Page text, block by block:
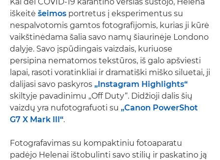
iškeitė šeimos portretus į eksperimentus su
nespalvotomis gamtos fotografijomis, kurias ji kūrė
vaikštinėdama šalia savo namų šiaurinėje Londono
dalyje. Savo įspūdingais vaizdais, kuriuose
persipina nematomos tekstūros, iš galo apšviesti
lapai, rasoti voratinkliai ir dramatiški miško siluetai, ji
dalijasi savo paskyros „Instagram Highlights“
skiltyje pavadinimu „Off Duty“. Didžioji dalis šių
vaizdų yra nufotografuoti su „Canon PowerShot
G7 X Mark III“.
Fotografavimas su kompaktiniu fotoaparatu
padėjo Helenai ištobulinti savo stilių ir paskatino ją